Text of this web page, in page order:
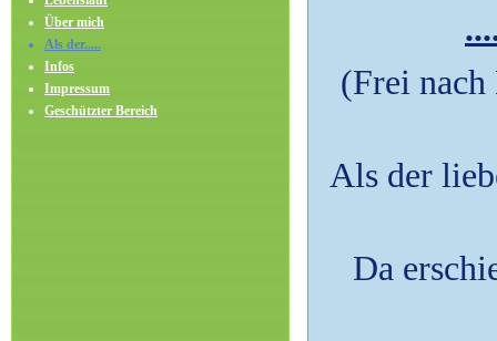
Über mich
Als der.....
Infos
Impressum
Geschützter Bereich
(Frei
Als der
Da